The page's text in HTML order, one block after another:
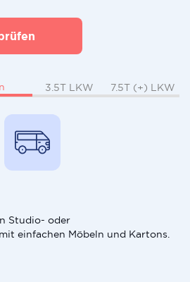
3.5T LKW 7.5T (+) LKW
Studio- oder
einfachen Möbeln und Kartons.